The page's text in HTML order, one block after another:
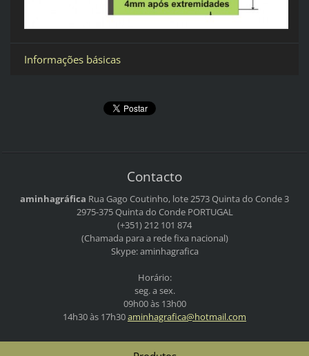
Informações básicas
Contacto
aminhagráfica Rua Gago Coutinho, lote 2573Quinta do Conde 3
2975-375 Quinta do CondePORTUGAL
(+351) 212 101 874
(Chamada para a rede fixa nacional)
Skype: aminhagrafica
Horário:
seg. a sex.
09h00 às 13h00
14h30 às 17h30aminhagrafica@hotmail.com